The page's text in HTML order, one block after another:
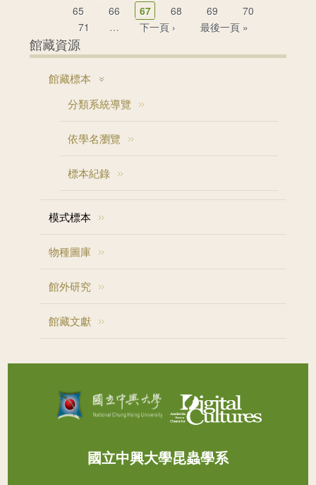
65
66 67 68 69
70
71
… 下一頁 › 最後一頁 »
館藏資源
館藏標本
分類系統導覽
依學名瀏覽
標本紀錄
模式標本
物種圖庫
館外研究
館藏文獻
國立中興大學昆蟲學系